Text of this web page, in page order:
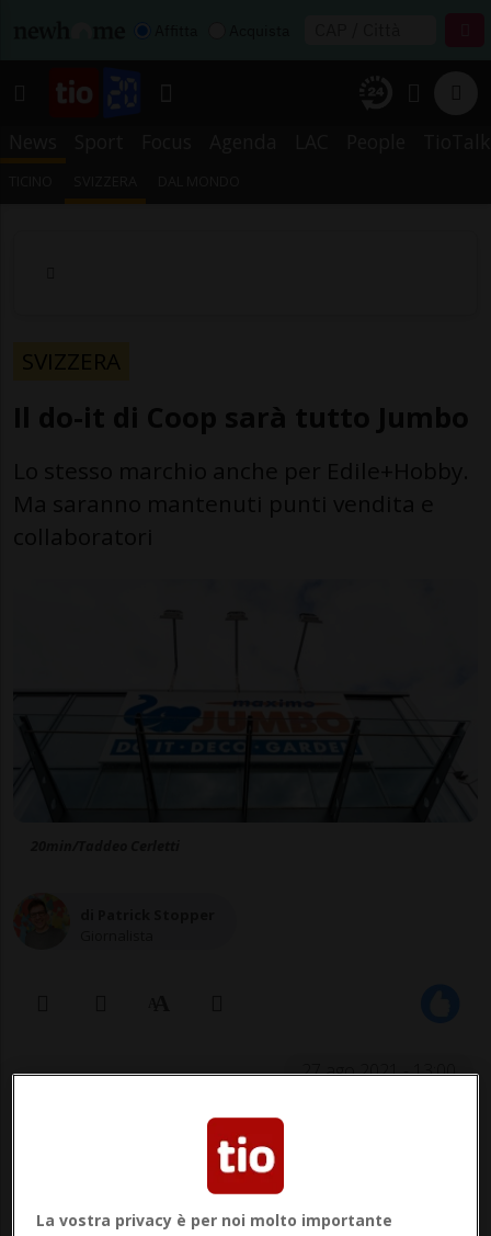
SVIZZERA
27 ago 2021 - 13:00
BASILEA - La notizia è dello scorso 1. aprile:
Coop ha acquistato Jumbo. Un acquisto
che nelle scorse settimane ha avuto il via
La vostra privacy è per noi molto importante